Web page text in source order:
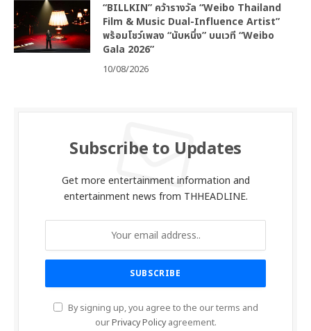
“BILLKIN” คว้ารางวัล “Weibo Thailand
Film & Music Dual-Influence Artist”
พร้อมโชว์เพลง “นับหนึ่ง” บนเวที “Weibo
Gala 2026”
10/08/2026
Subscribe to Updates
Get more entertainment information and
entertainment news from THHEADLINE.
By signing up, you agree to the our terms and
ourPrivacy Policyagreement.